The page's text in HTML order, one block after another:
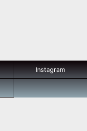
Instagram